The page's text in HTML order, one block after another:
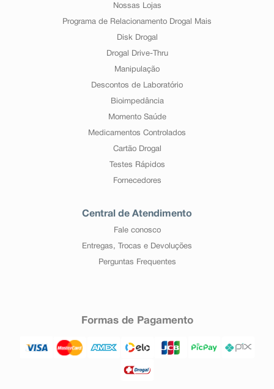
Nossas Lojas
Programa de Relacionamento Drogal Mais
Disk Drogal
Drogal Drive-Thru
Manipulação
Descontos de Laboratório
Bioimpedância
Momento Saúde
Medicamentos Controlados
Cartão Drogal
Testes Rápidos
Fornecedores
Central de Atendimento
Fale conosco
Entregas, Trocas e Devoluções
Perguntas Frequentes
Formas de Pagamento